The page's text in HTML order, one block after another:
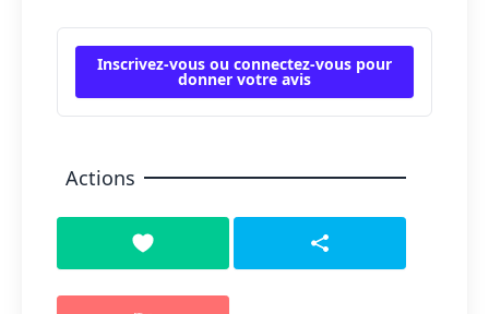
Inscrivez-vous ou connectez-vous pour
donner votre avis
Actions